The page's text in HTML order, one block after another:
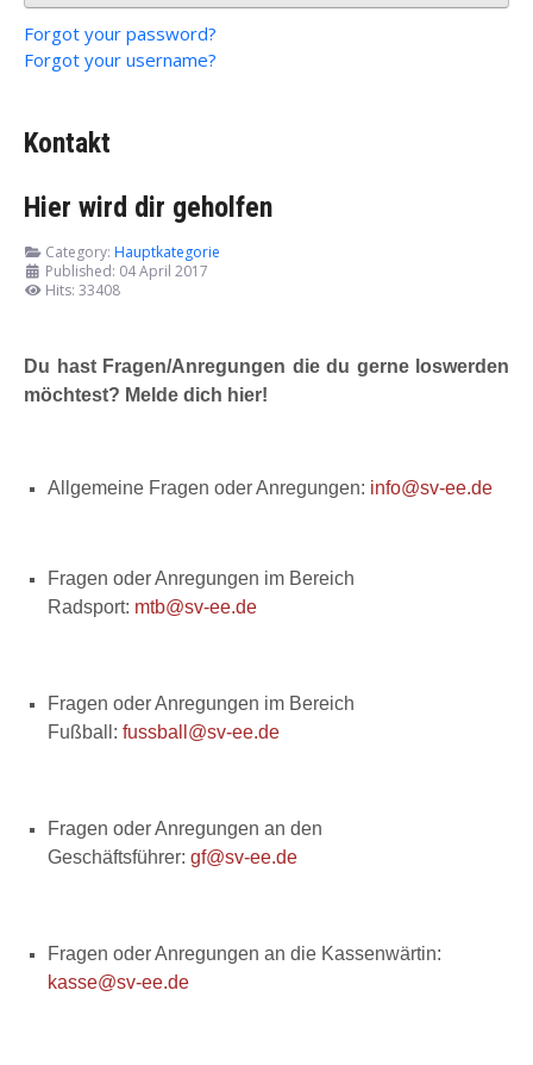
Forgot your password?
Forgot your username?
Kontakt
Hier wird dir geholfen
Category: Hauptkategorie
Published: 04 April 2017
Hits: 33408
Du hast Fragen/Anregungen die du gerne loswerden
möchtest? Melde dich hier!
Allgemeine Fragen oder Anregungen: info@sv-ee.de
Fragen oder Anregungen im Bereich
Radsport: mtb@sv-ee.de
Fragen oder Anregungen im Bereich
Fußball: fussball@sv-ee.de
Fragen oder Anregungen an den
Geschäftsführer: gf@sv-ee.de
Fragen oder Anregungen an die Kassenwärtin:
kasse@sv-ee.de